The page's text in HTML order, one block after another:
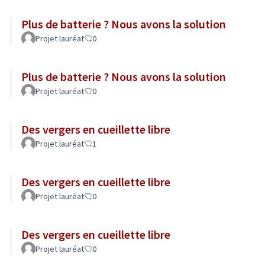
Plus de batterie ? Nous avons la solution
Projet lauréat 0
Plus de batterie ? Nous avons la solution
Projet lauréat 0
Des vergers en cueillette libre
Projet lauréat 1
Des vergers en cueillette libre
Projet lauréat 0
Des vergers en cueillette libre
Projet lauréat 0